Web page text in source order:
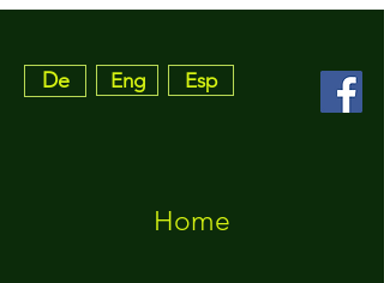
Home
De Eng Esp